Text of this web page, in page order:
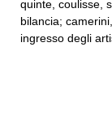
quinte, coulisse,
bilancia;
ingresso degli